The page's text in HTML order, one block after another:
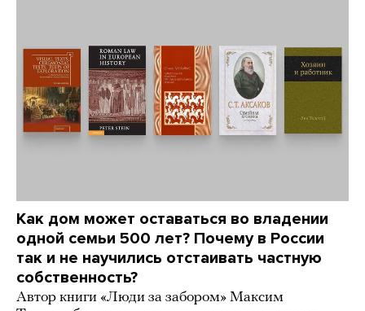
Как дом может оставаться во владении
одной семьи 500 лет? Почему в России
так и не научились отстаивать частную
собственность?
Автор книги «Люди за забором» Максим